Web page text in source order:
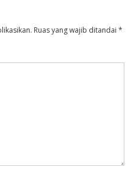
Ruas yang wajib ditandai *